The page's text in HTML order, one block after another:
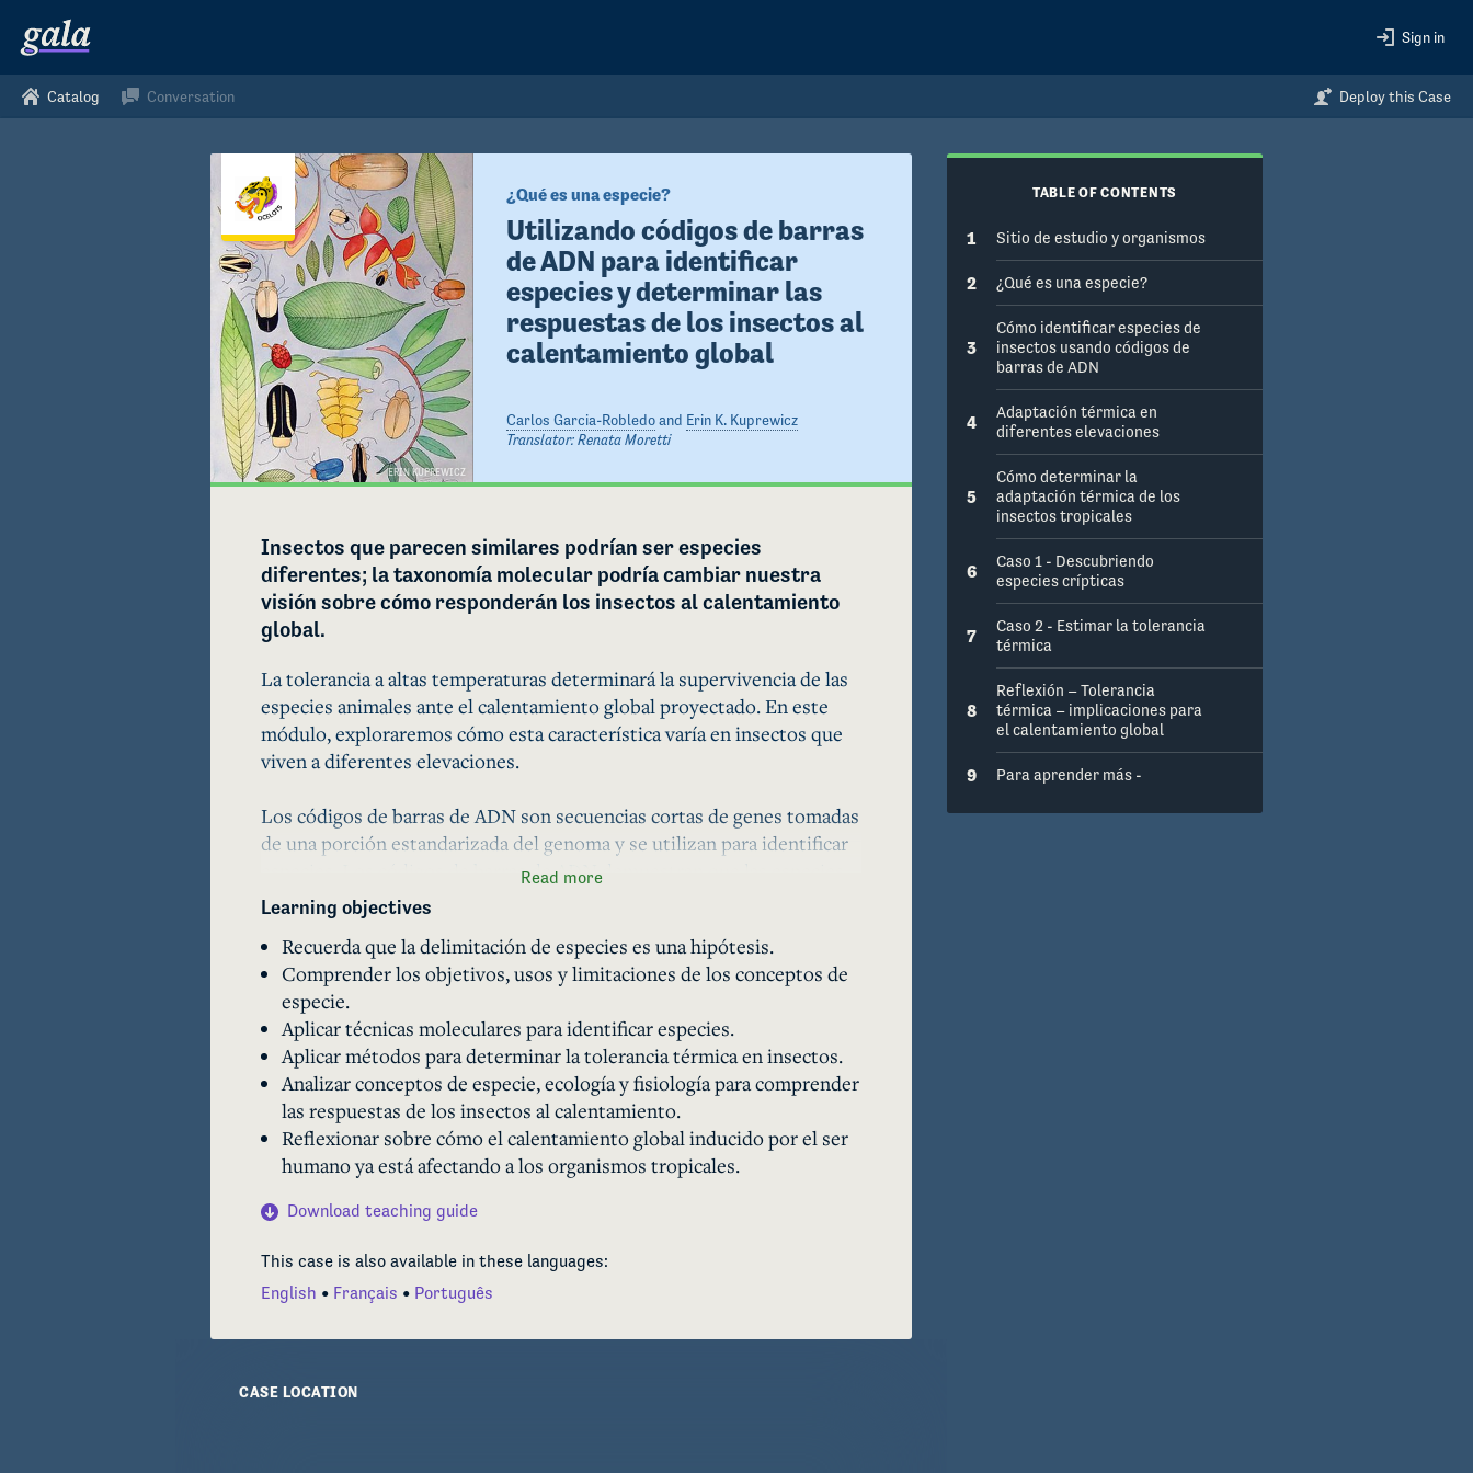
Sign in
Catalog Conversation Deploy this Case
ERIN KUPREWICZ
¿Qué es una especie?
Utilizando códigos de barras
de ADN para identificar
especies y determinar las
respuestas de los insectos al
calentamiento global
Carlos Garcia-Robledoand Erin K. Kuprewicz
Translator:Renata Moretti
Insectos que parecen similares podrían ser especies
diferentes; la taxonomía molecular podría cambiar nuestra
visión sobre cómo responderán los insectos al calentamiento
global.
La tolerancia a altas temperaturas determinará la supervivencia de las
especies animales ante el calentamiento global proyectado. En este
módulo, exploraremos cómo esta característica varía en insectos que
viven a diferentes elevaciones.
Los códigos de barras de ADN son secuencias cortas de genes tomadas
de una porción estandarizada del genoma y se utilizan para identificar
especies. Los códigos de barras de ADN demuestran que las especies
de insectos que anteriormente se pensaba tenían amplias
distribuciones elevacionales y tolerancias térmicas plásticas en
realidad comprenden complejos de especies crípticas. Estas especies
crípticas ocupan rangos elevacionales discretos y sus tolerancias
térmicas parecen estar adaptadas localmente a las temperaturas de sus
zonas de vida. La combinación de alto endemismo de especies y
adaptación local a regímenes de temperatura podría aumentar el riesgo
de extinción de los insectos de alta elevación en un mundo que se
calienta.
Read more
Learning objectives
Recuerda que la delimitación de especies es una hipótesis.
Comprender los objetivos, usos y limitaciones de los conceptos de
especie.
Aplicar técnicas moleculares para identificar especies.
Aplicar métodos para determinar la tolerancia térmica en insectos.
Analizar conceptos de especie, ecología y fisiología para comprender
las respuestas de los insectos al calentamiento.
Reflexionar sobre cómo el calentamiento global inducido por el ser
humano ya está afectando a los organismos tropicales.
Download teaching guide
This case is also available in these languages:
English
Français Português
CASE LOCATION
TABLE OF CONTENTS
1 Sitio de estudio y organismos
2 ¿Qué es una especie?
3
Cómo identificar especies de
insectos usando códigos de
barras de ADN
4
Adaptación térmica en
diferentes elevaciones
5
Cómo determinar la
adaptación térmica de los
insectos tropicales
6
Caso 1 - Descubriendo
especies crípticas
7
Caso 2 - Estimar la tolerancia
térmica
8
Reflexión – Tolerancia
térmica – implicaciones para
el calentamiento global
9 Para aprender más -